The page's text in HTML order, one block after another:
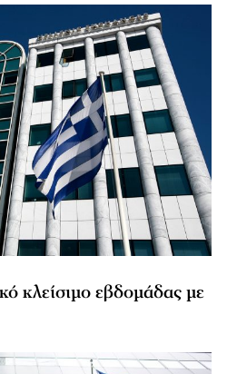
κλείσιμο εβδομάδας με